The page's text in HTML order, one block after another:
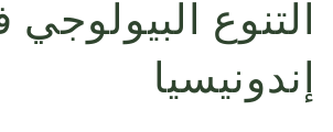
التنوع
إندونيسيا